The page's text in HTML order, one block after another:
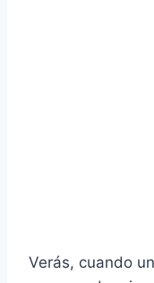
Verás, cuando